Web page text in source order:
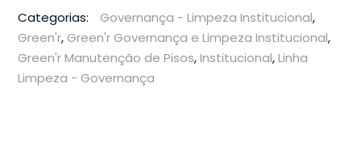
Categorias: Governança - Limpeza Institucional,
Green'r, Green'r Governança e Limpeza Institucional,
Green'r Manutenção de Pisos,Institucional,Linha
Limpeza - Governança